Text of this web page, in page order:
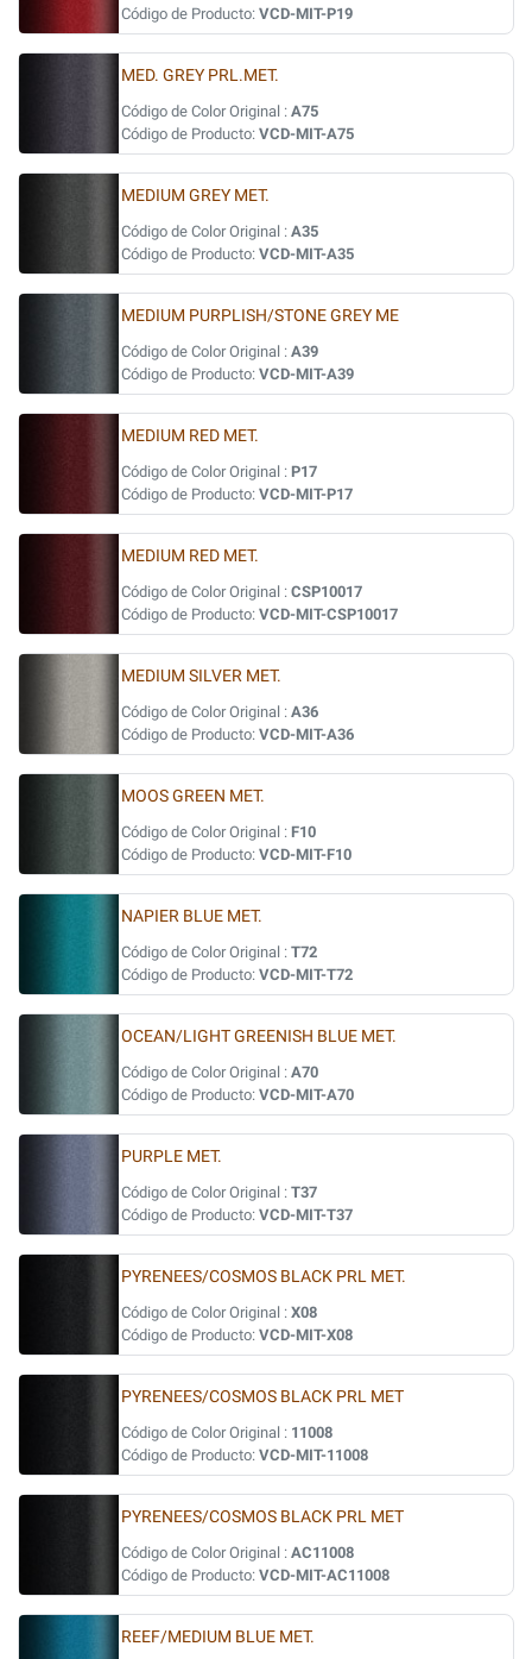
Código de Producto: VCD-MIT-P19
MED. GREY PRL.MET.
Código de Color Original : A75
Código de Producto: VCD-MIT-A75
MEDIUM GREY MET.
Código de Color Original : A35
Código de Producto: VCD-MIT-A35
MEDIUM PURPLISH/STONE GREY ME
Código de Color Original : A39
Código de Producto: VCD-MIT-A39
MEDIUM RED MET.
Código de Color Original : P17
Código de Producto: VCD-MIT-P17
MEDIUM RED MET.
Código de Color Original : CSP10017
Código de Producto: VCD-MIT-CSP10017
MEDIUM SILVER MET.
Código de Color Original : A36
Código de Producto: VCD-MIT-A36
MOOS GREEN MET.
Código de Color Original : F10
Código de Producto: VCD-MIT-F10
NAPIER BLUE MET.
Código de Color Original : T72
Código de Producto: VCD-MIT-T72
OCEAN/LIGHT GREENISH BLUE MET.
Código de Color Original : A70
Código de Producto: VCD-MIT-A70
PURPLE MET.
Código de Color Original : T37
Código de Producto: VCD-MIT-T37
PYRENEES/COSMOS BLACK PRL MET.
Código de Color Original : X08
Código de Producto: VCD-MIT-X08
PYRENEES/COSMOS BLACK PRL MET
Código de Color Original : 11008
Código de Producto: VCD-MIT-11008
PYRENEES/COSMOS BLACK PRL MET
Código de Color Original : AC11008
Código de Producto: VCD-MIT-AC11008
REEF/MEDIUM BLUE MET.